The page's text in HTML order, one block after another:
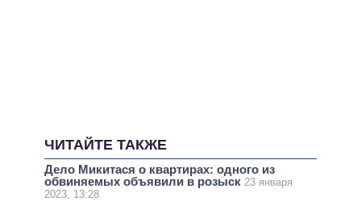
ЧИТАЙТЕ ТАКЖЕ
Дело Микитася о квартирах: одного из
обвиняемых объявили в розыск 23 января
2023, 13:28